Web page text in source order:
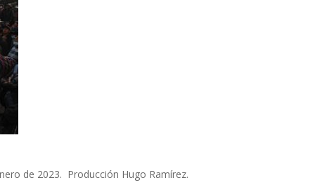
de 2023. Producción Hugo Ramírez.